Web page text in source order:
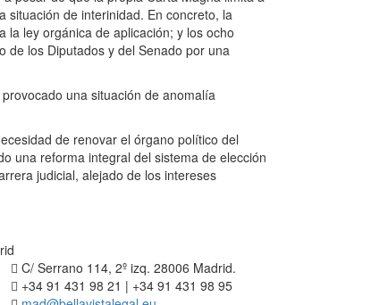
situación de interinidad. En concreto, la
la ley orgánica de aplicación; y los ocho
de los Diputados y del Senado por una
una situación de anomalía
de renovar el órgano político del
una reforma integral del sistema de elección
judicial, alejado de los intereses
C/ Serrano 114, 2º izq. 28006 Madrid.
+34 91 431 98 21 | +34 91 431 98 95